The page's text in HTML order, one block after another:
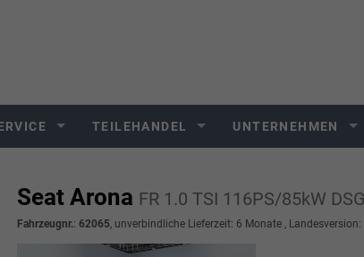
TEILEHANDEL UNTERNEHMEN
Seat Arona FR 1.0 TSI 116PS/85kW
Fahrzeugnr.: 62065, unverbindliche Lieferzeit: 6 Monate, Landesversion: